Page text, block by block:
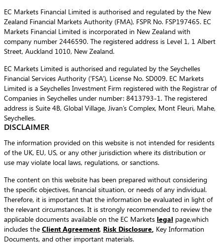
EC Markets Financial Limited is authorised and regulated by the New
Zealand Financial Markets Authority (FMA), FSPR No. FSP197465. EC
Markets Financial Limited is incorporated in New Zealand with
company number 2446590. The registered address is Level 1, 1 Albert
Street, Auckland 1010, New Zealand.
EC Markets Limited is authorised and regulated by the Seychelles
Financial Services Authority (‘FSA’), License No. SD009. EC Markets
Limited is a Seychelles Investment Firm registered with the Registrar of
Companies in Seychelles under number: 8413793-1. The registered
address is Suite 4B, Global Village, Jivan’s Complex, Mont Fleuri, Mahe,
Seychelles.
DISCLAIMER
The information provided on this website is not intended for residents
of the UK, EU, US, or any other jurisdiction where its distribution or
use may violate local laws, regulations, or sanctions.
The content on this website has been prepared without considering
the specific objectives, financial situation, or needs of any individual.
Therefore, it is important that the information be evaluated in light of
the relevant circumstances. It is strongly recommended to review the
applicable documents available on the EC Markets legal page,which
includes the Client Agreement, Risk Disclosure Key Information
Documents, and other important materials.